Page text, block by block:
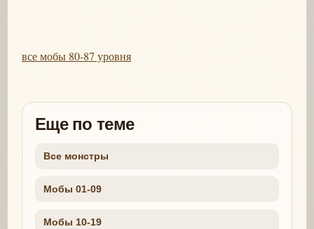
все мобы 80-87 уровня
Еще по теме
Все монстры
Мобы 01-09
Мобы 10-19